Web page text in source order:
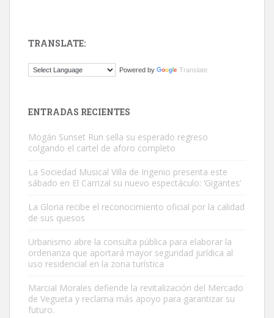
El ayuntamiento se va a llevar a Los Gatos callejeros de la zona los
Este gato macho ha aparecido en la calle hace menos de un mes,
Leales.org » Gran Canaria | 9.7.2025
TRANSLATE:
Powered by Translate
ENTRADAS RECIENTES
Mogán Sunset Run sella su esperado regreso
colgando el cartel de aforo completo
La Sociedad Musical Villa de Ingenio presenta este
sábado en El Carrizal su nuevo espectáculo: ‘Gigantes’
La Gloria recibe el reconocimiento oficial por la calidad
de sus quesos
Urbanismo abre la consulta pública para elaborar la
ordenanza que aportará mayor seguridad jurídica al
uso residencial en la zona turística
Marcial Morales defiende la revitalización del Mercado
de Vegueta y reclama más apoyo para garantizar su
futuro.